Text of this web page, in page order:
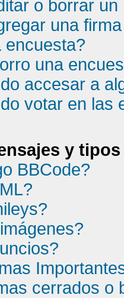
o borrar un
una
encuesta?
una
accesar a
votar en las
y
BBCode?
cerrados o